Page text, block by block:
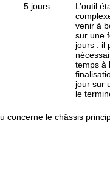
5 jours
L’outil
venir à
sur une
jours : il
temps à
jour sur
le
concerne le châssis